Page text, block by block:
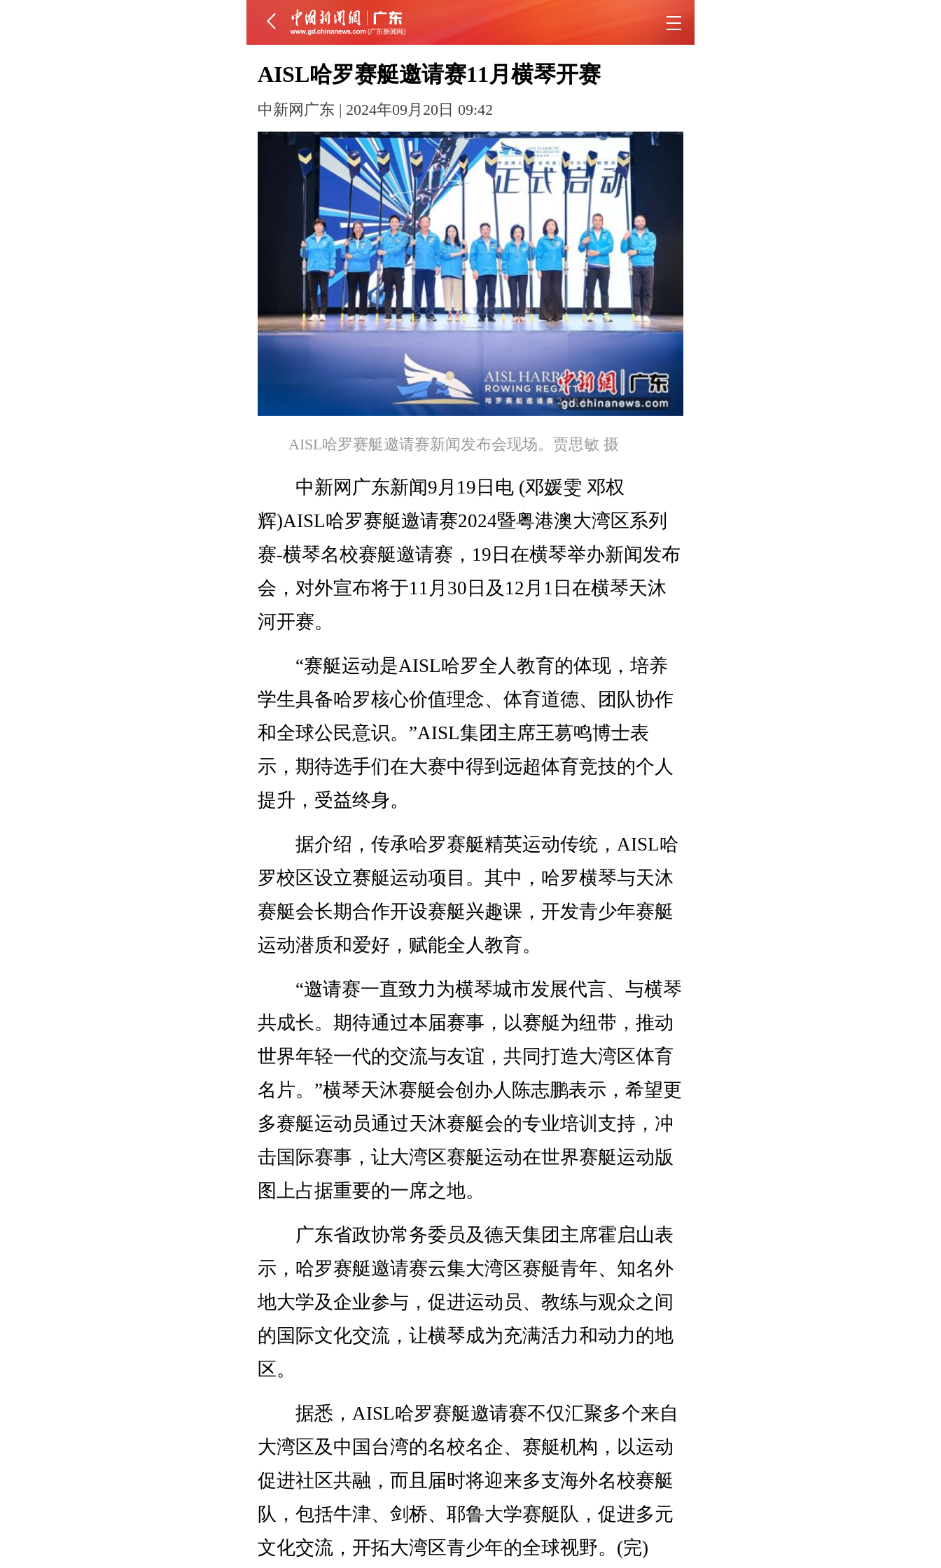
AISL哈罗赛艇邀请赛11月横琴开赛
中新网广东 | 2024年09月20日 09:42
AISL哈罗赛艇邀请赛新闻发布会现场。贾思敏 摄
中新网广东新闻9月19日电 (邓媛雯 邓权
辉)AISL哈罗赛艇邀请赛2024暨粤港澳大湾区系列
赛-横琴名校赛艇邀请赛，19日在横琴举办新闻发布
会，对外宣布将于11月30日及12月1日在横琴天沐
河开赛。
“赛艇运动是AISL哈罗全人教育的体现，培养
学生具备哈罗核心价值理念、体育道德、团队协作
和全球公民意识。”AISL集团主席王䓪鸣博士表
示，期待选手们在大赛中得到远超体育竞技的个人
提升，受益终身。
据介绍，传承哈罗赛艇精英运动传统，AISL哈
罗校区设立赛艇运动项目。其中，哈罗横琴与天沐
赛艇会长期合作开设赛艇兴趣课，开发青少年赛艇
运动潜质和爱好，赋能全人教育。
“邀请赛一直致力为横琴城市发展代言、与横琴
共成长。期待通过本届赛事，以赛艇为纽带，推动
世界年轻一代的交流与友谊，共同打造大湾区体育
名片。”横琴天沐赛艇会创办人陈志鹏表示，希望更
多赛艇运动员通过天沐赛艇会的专业培训支持，冲
击国际赛事，让大湾区赛艇运动在世界赛艇运动版
图上占据重要的一席之地。
广东省政协常务委员及德天集团主席霍启山表
示，哈罗赛艇邀请赛云集大湾区赛艇青年、知名外
地大学及企业参与，促进运动员、教练与观众之间
的国际文化交流，让横琴成为充满活力和动力的地
区。
据悉，AISL哈罗赛艇邀请赛不仅汇聚多个来自
大湾区及中国台湾的名校名企、赛艇机构，以运动
促进社区共融，而且届时将迎来多支海外名校赛艇
队，包括牛津、剑桥、耶鲁大学赛艇队，促进多元
文化交流，开拓大湾区青少年的全球视野。(完)